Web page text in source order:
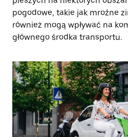
pogodowe, takie jak mroźne
również mogą wpływać na
głównego środka transportu.